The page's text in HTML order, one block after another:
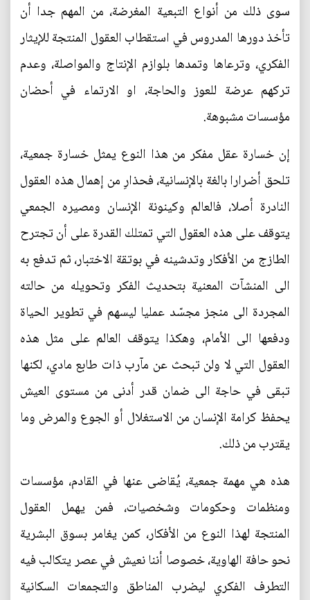
سوى ذلك من أنواع التبعية المغرضة، من المهم جدا أن
تأخذ دورها المدروس في استقطاب العقول المنتجة للإيثار
الفكري، وترعاها وتمدها بلوازم الإنتاج والمواصلة، وعدم
تركهم عرضة للعوز والحاجة، او الارتماء في أحضان
مؤسسات مشبوهة.
إن خسارة عقل مفكر من هذا النوع يمثل خسارة جمعية،
تلحق أضرارا بالغة بالإنسانية، فحذارِ من إهمال هذه العقول
النادرة أصلا، فالعالم وكينونة الإنسان ومصيره الجمعي
يتوقف على هذه العقول التي تمتلك القدرة على أن تجترح
الطازج من الأفكار وتدشينه في بوتقة الاختبار، ثم تدفع به
الى المنشآت المعنية بتحديث الفكر وتحويله من حالته
المجردة الى منجز مجسّد عمليا ليسهم في تطوير الحياة
ودفعها الى الأمام، وهكذا يتوقف العالم على مثل هذه
العقول التي لا ولن تبحث عن مآرب ذات طابع مادي، لكنها
تبقى في حاجة الى ضمان قدر أدنى من مستوى العيش
يحفظ كرامة الإنسان من الاستغلال أو الجوع والمرض وما
يقترب من ذلك.
هذه هي مهمة جمعية، يُقاضى عنها في القادم، مؤسسات
ومنظمات وحكومات وشخصيات، فمن يهمل العقول
المنتجة لهذا النوع من الأفكار، كمن يغامر بسوق البشرية
نحو حافة الهاوية، خصوصا أننا نعيش في عصر يتكالب فيه
التطرف الفكري ليضرب المناطق والتجمعات السكانية